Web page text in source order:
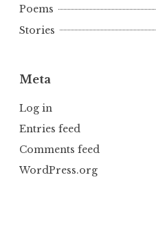
Poems
Stories
Meta
Log in
Entries feed
Comments feed
WordPress.org